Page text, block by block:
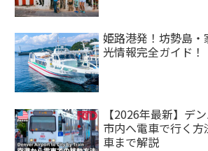
姫路港発！坊勢島
光情報完全ガイド！
【2026年最新】デ
市内へ電車で行く
車まで解説